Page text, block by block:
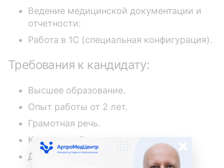
Ведение медицинской документации и
отчетности:
Работа в 1С (специальная конфигурация).
Требования к кандидату:
Высшее образование.
Опыт работы от 2 лет.
Грамотная речь.
Коммуникабельность.
Дисциплина и исполнительность.